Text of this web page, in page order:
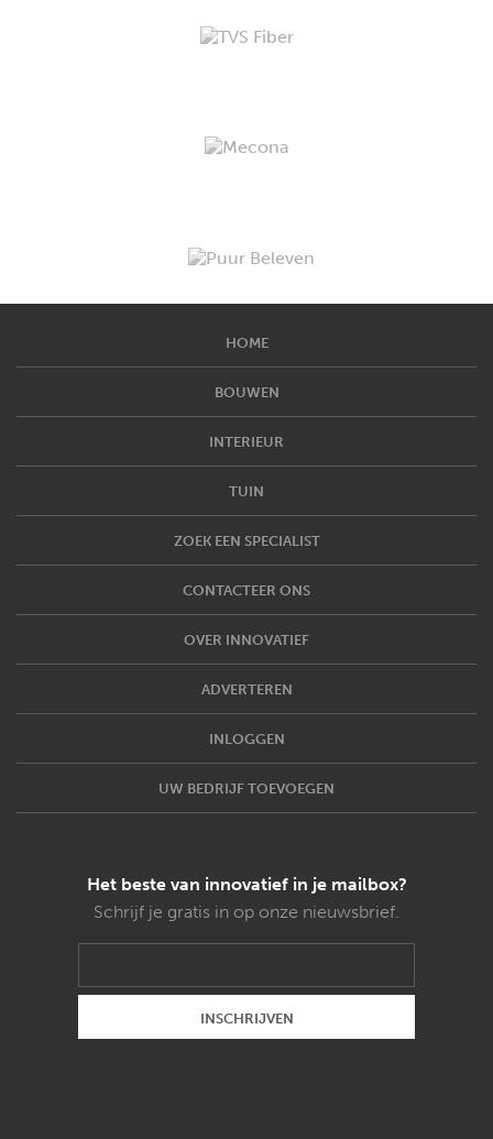
HOME
BOUWEN
INTERIEUR
TUIN
ZOEK EEN SPECIALIST
CONTACTEER ONS
OVER INNOVATIEF
ADVERTEREN
INLOGGEN
UW BEDRIJF TOEVOEGEN
Het beste van innovatief in je mailbox?
Schrijf je gratis in op onze nieuwsbrief.